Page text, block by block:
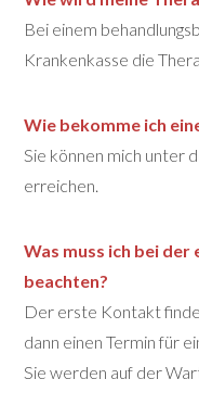
Bei einem
Krankenkasse die
Wie bekomme ich
Sie können mich unter
erreichen.
Was muss ich bei
beachten?
Der erste Kontakt
dann einen Termin für
Sie werden auf der